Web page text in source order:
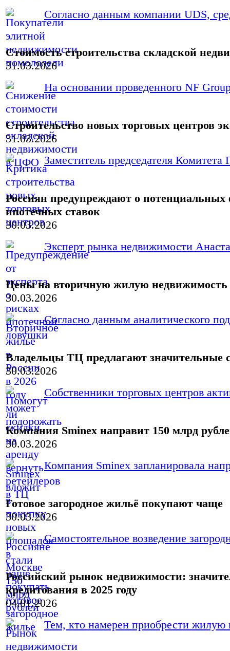
Согласно данным компании UDS,
Стоимость строительства складской
31.03.2026
На основании проведенного NF
Строительство новых торговых центров
31.03.2026
Заместитель председателя Комитета
Россиян предупреждают о
ипотечных ставок
30.03.2026
Эксперт рынка недвижимости
Цены на вторичную жилую недвижимость
30.03.2026
Согласно данным аналитического
Владельцы ТЦ предлагают значительные
30.03.2026
Собственники торговых центров
Компания Sminex направит 150 млрд
30.03.2026
Компания Sminex запланировала
Готовое загородное жильё покупают чаще
30.03.2026
Самостоятельное возведение
Российский рынок недвижимости:
кредитования в 2025 году
04.01.2026
Тем, кто намерен приобрести жилую